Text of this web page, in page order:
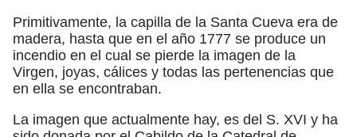
Primitivamente, la capilla de la Santa Cueva era de
madera, hasta que en el año 1777 se produce un
incendio en el cual se pierde la imagen de la
Virgen, joyas, cálices y todas las pertenencias que
en ella se encontraban.
La imagen que actualmente hay, es del S. XVI y ha